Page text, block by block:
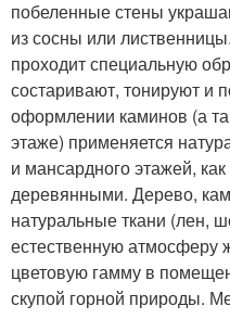
побеленные стены
из сосны или
проходит специальную
состаривают, тонируют и
оформлении каминов (а
этаже) применяется
и мансардного этажей,
деревянными. Дерево,
натуральные ткани (лен,
естественную атмосферу
цветовую гамму в
скупой горной природы.